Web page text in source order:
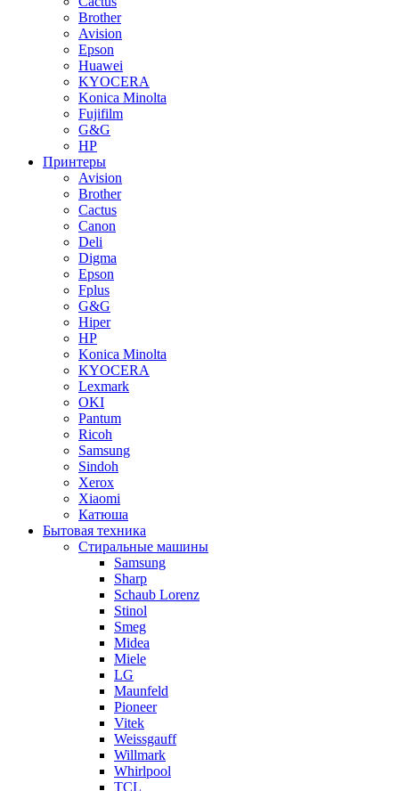
Brother
Avision
Epson
Huawei
KYOCERA
Konica Minolta
Fujifilm
G&G
HP
Принтеры
Avision
Brother
Cactus
Canon
Deli
Digma
Epson
Fplus
G&G
Hiper
HP
Konica Minolta
KYOCERA
Lexmark
OKI
Pantum
Ricoh
Samsung
Sindoh
Xerox
Xiaomi
Катюша
Бытовая техника
Стиральные машины
Samsung
Sharp
Schaub Lorenz
Stinol
Smeg
Midea
Miele
LG
Maunfeld
Pioneer
Vitek
Weissgauff
Willmark
Whirlpool
TCL